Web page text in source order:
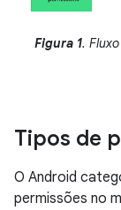
Figura 1.
Tipos de
O Android
permissões no